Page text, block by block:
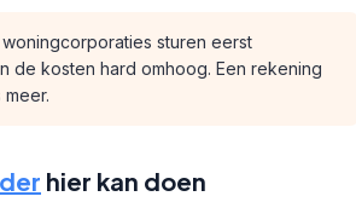
sturen eerst
de kosten hard omhoog. Een rekening
hier kan doen